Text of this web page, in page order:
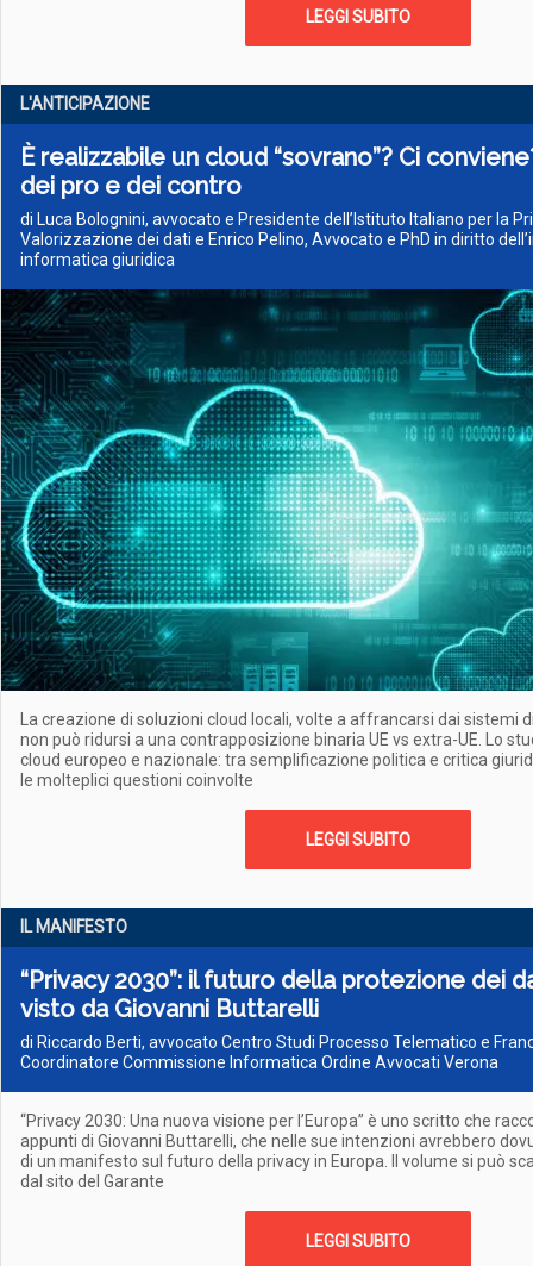
LEGGI SUBITO
L'ANTICIPAZIONE
È realizzabile un cloud “sovrano”? Ci
dei pro e dei contro
di Luca Bolognini, avvocato e Presidente dell’Istituto Italiano per la
Valorizzazione dei dati e Enrico Pelino, Avvocato e PhD in diritto
informatica giuridica
La creazione di soluzioni cloud locali, volte a affrancarsi dai sistemi
non può ridursi a una contrapposizione binaria UE vs extra-UE. Lo
cloud europeo e nazionale: tra semplificazione politica e critica
le molteplici questioni coinvolte
LEGGI SUBITO
IL MANIFESTO
“Privacy 2030”: il futuro della protezione dei
visto da Giovanni Buttarelli
di Riccardo Berti, avvocato Centro Studi Processo Telematico e
Coordinatore Commissione Informatica Ordine Avvocati Verona
“Privacy 2030: Una nuova visione per l’Europa” è uno scritto che
appunti di Giovanni Buttarelli, che nelle sue intenzioni avrebbero
di un manifesto sul futuro della privacy in Europa. Il volume si può
dal sito del Garante
LEGGI SUBITO